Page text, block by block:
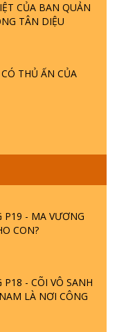
CỦA BAN QUẢN
TÂN DIỆU
THỦ ẤN CỦA
ĐẶC BIỆT P21 - TẠI
7 BƯỚC TRÊN
TÔNG SƯ
AI? PHIỀN NÃO
P19 - MA VƯƠNG
CON?
- CÕI VÔ SANH
LÀ NƠI CÔNG